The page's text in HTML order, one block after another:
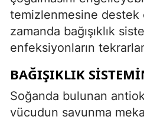
temizlenmesine destek
zamanda bağışıklık
enfeksiyonların
BAĞIŞIKLIK
Soğanda bulunan
vücudun savunma